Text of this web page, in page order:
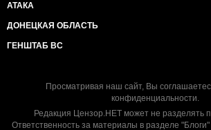
АТАКА
ДОНЕЦКАЯ ОБЛАСТЬ
ГЕНШТАБ ВС
Просматривая наш сайт, Вы
конфиденциальности.
Редакция Цензор.НЕТ может не разделять
Ответственность за материалы в разделе "Блоги"